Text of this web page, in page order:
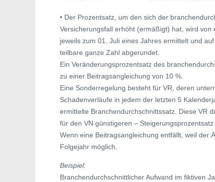
• Der Prozentsatz, um den sich der
Versicherungsfall erhöht (ermäßigt) hat, wird
jeweils zum 01. Juli eines Jahres ermittelt und
teilbare ganze Zahl abgerundet.
Ein Veränderungsprozentsatz des
zu einer Beitragsangleichung von 10 %.
Eine Sonderregelung besteht für VR, deren
Schadenverläufe in jedem der letzten 5
ermittelte Branchendurchschnittssatz. Diese VR
für den VN günstigeren –
Wenn eine Beitragsangleichung entfällt, weil der
Folgejahr möglich.
Beispiel:
Branchendurchschnittlicher Aufwand im fiktiven